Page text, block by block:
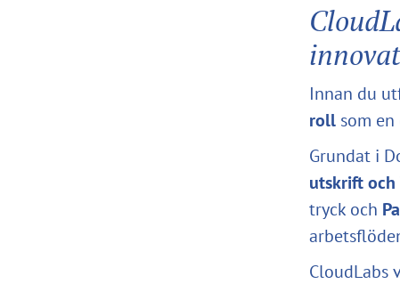
Innan du
roll som
Grundat i
utskrift och
tryck och
CloudLabs